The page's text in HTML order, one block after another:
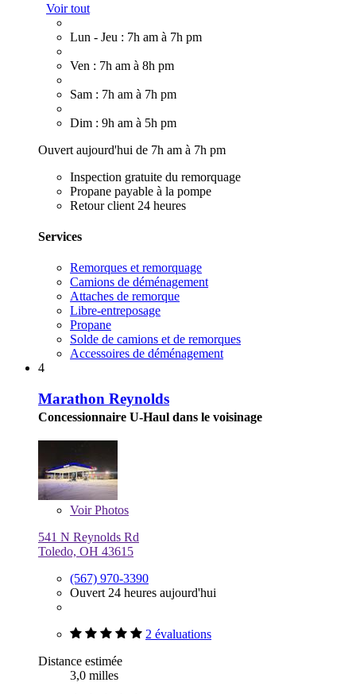
Voir tout
Lun - Jeu : 7h am à 7h pm
Ven : 7h am à 8h pm
Sam : 7h am à 7h pm
Dim : 9h am à 5h pm
Ouvert aujourd'hui de 7h am à 7h pm
Inspection gratuite du remorquage
Propane payable à la pompe
Retour client 24 heures
Services
Remorques et remorquage
Camions de déménagement
Attaches de remorque
Libre-entreposage
Propane
Solde de camions et de remorques
Accessoires de déménagement
4
Marathon Reynolds
Concessionnaire U-Haul dans le voisinage
VoirPhotos
541 N Reynolds Rd
Toledo, OH 43615
(567) 970-3390
Ouvert 24 heures aujourd'hui
2 évaluations
Distance estimée
3,0 milles